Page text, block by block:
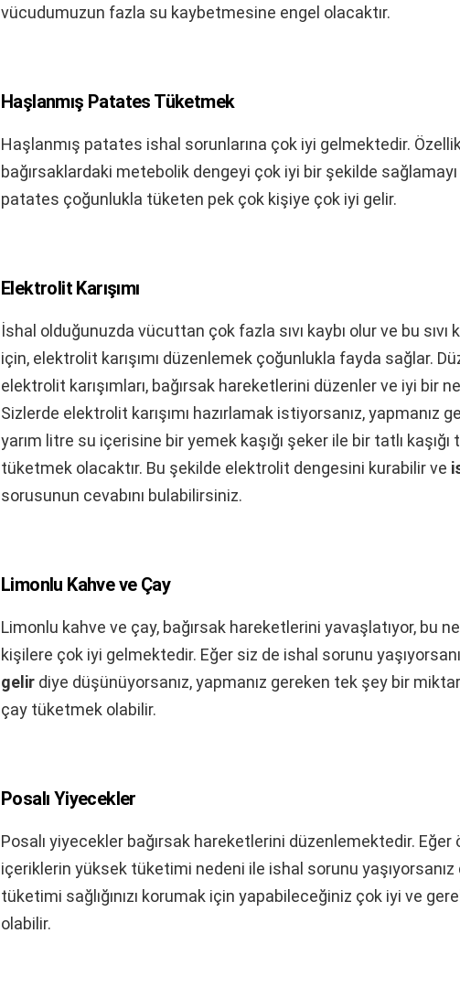
vücudumuzun fazla su kaybetmesine engel olacaktır.
Haşlanmış Patates Tüketmek
Haşlanmış patates ishal sorunlarına çok iyi gelmektedir.
bağırsaklardaki metebolik dengeyi çok iyi bir şekilde
patates çoğunlukla tüketen pek çok kişiye çok iyi gelir.
Elektrolit Karışımı
İshal olduğunuzda vücuttan çok fazla sıvı kaybı olur ve bu sıvı
için, elektrolit karışımı düzenlemek çoğunlukla fayda sağlar.
elektrolit karışımları, bağırsak hareketlerini düzenler ve iyi bir
Sizlerde elektrolit karışımı hazırlamak istiyorsanız, yapmanız
yarım litre su içerisine bir yemek kaşığı şeker ile bir tatlı kaşığı
tüketmek olacaktır. Bu şekilde elektrolit dengesini kurabilir ve
sorusunun cevabını bulabilirsiniz.
Limonlu Kahve ve Çay
Limonlu kahve ve çay, bağırsak hareketlerini yavaşlatıyor, bu
kişilere çok iyi gelmektedir. Eğer siz de ishal sorunu
gelir diye düşünüyorsanız, yapmanız gereken tek şey bir
çay tüketmek olabilir.
Posalı Yiyecekler
Posalı yiyecekler bağırsak hareketlerini düzenlemektedir.
içeriklerin yüksek tüketimi nedeni ile ishal sorunu yaşıyorsanız
tüketimi sağlığınızı korumak için yapabileceğiniz çok iyi ve
olabilir.